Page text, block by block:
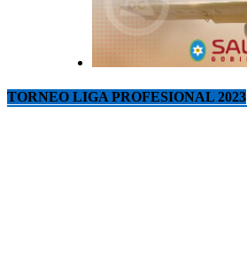
TORNEO LIGA PROFESIONAL 2023